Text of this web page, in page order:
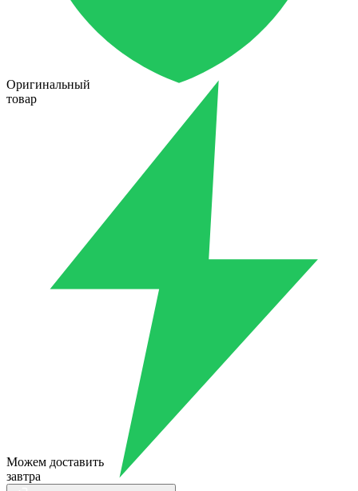
Оригинальный
товар
Можем доставить
завтра